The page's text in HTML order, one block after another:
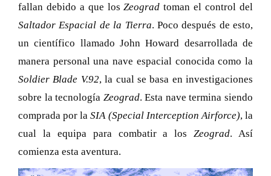
fallan debido a que losZeograd toman el control del
Saltador Espacial de la Tierra. Poco después de esto,
un científico llamado John Howard desarrollada de
manera personal una nave espacial conocida como la
Soldier Blade V.92, la cual se basa en investigaciones
sobre la tecnología Zeograd. Esta nave termina siendo
comprada por laSIA (Special Interception Airforce), la
cual la equipa para combatir a losZeograd. Así
comienza esta aventura.